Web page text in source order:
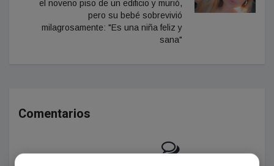
el noveno piso de un edificio y murió,
pero su bebé sobrevivió
milagrosamente: "Es una niña feliz y
sana"
Comentarios